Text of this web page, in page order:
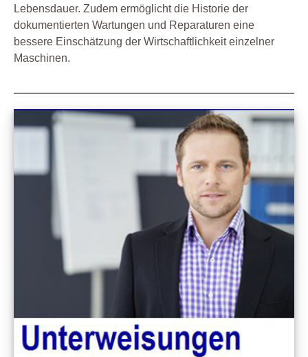
Lebensdauer. Zudem ermöglicht die Historie der
dokumentierten Wartungen und Reparaturen eine
bessere Einschätzung der Wirtschaftlichkeit einzelner
Maschinen.